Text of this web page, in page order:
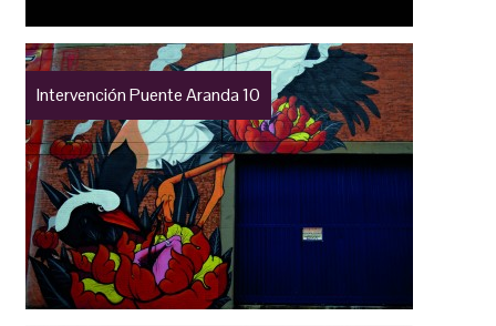
Intervención Puente Aranda 10